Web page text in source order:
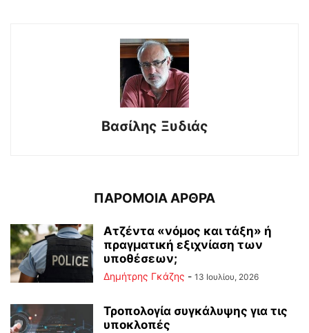
Βασίλης Ξυδιάς
ΠΑΡΟΜΟΙΑ ΑΡΘΡΑ
Ατζέντα «νόμος και τάξη» ή
πραγματική εξιχνίαση των
υποθέσεων;
Δημήτρης Γκάζης - 13 Ιουλίου, 2026
Τροπολογία συγκάλυψης για τις
υποκλοπές